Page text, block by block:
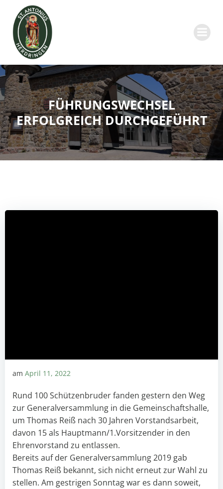
FÜHRUNGSWECHSEL
ERFOLGREICH DURCHGEFÜHRT
am April 11, 2022
Rund 100 Schützenbruder fanden gestern den Weg
zur Generalversammlung in die Gemeinschaftshalle,
um Thomas Reiß nach 30 Jahren Vorstandsarbeit,
davon 15 als Hauptmann/1.Vorsitzender in den
Ehrenvorstand zu entlassen.
Bereits auf der Generalversammlung 2019 gab
Thomas Reiß bekannt, sich nicht erneut zur Wahl zu
stellen. Am gestrigen Sonntag war es dann soweit,